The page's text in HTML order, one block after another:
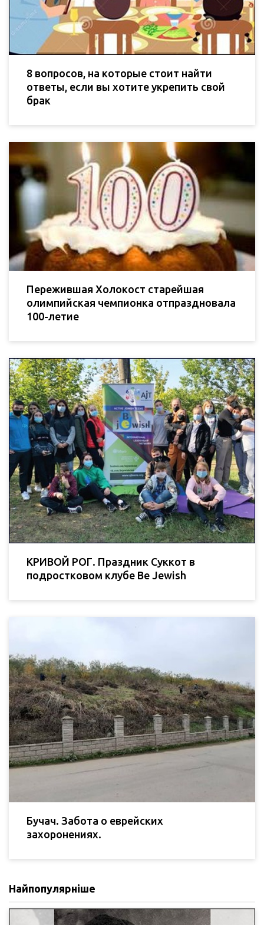
8 вопросов, на которые стоит найти
ответы, если вы хотите укрепить свой
брак
Пережившая Холокост старейшая
олимпийская чемпионка отпраздновала
100-летие
КРИВОЙ РОГ. Праздник Суккот в
подростковом клубе Be Jewish
Бучач. Забота о еврейских
захоронениях.
Найпопулярніше